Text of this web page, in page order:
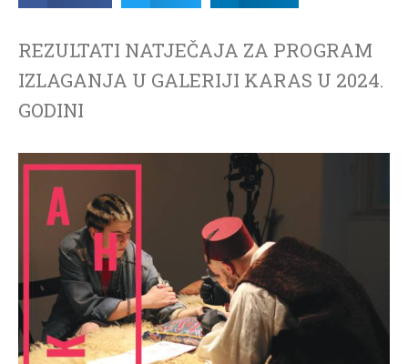
REZULTATI NATJEČAJA ZA PROGRAM
IZLAGANJA U GALERIJI KARAS U 2024.
GODINI